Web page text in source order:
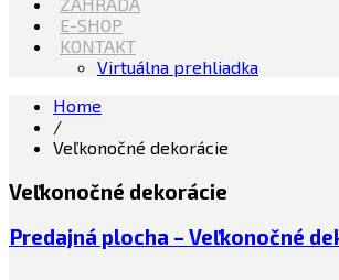
E-SHOP
KONTAKT
Virtuálna prehliadka
Home
/
Veľkonočné dekorácie
Veľkonočné dekorácie
Predajná plocha – Veľkonočné